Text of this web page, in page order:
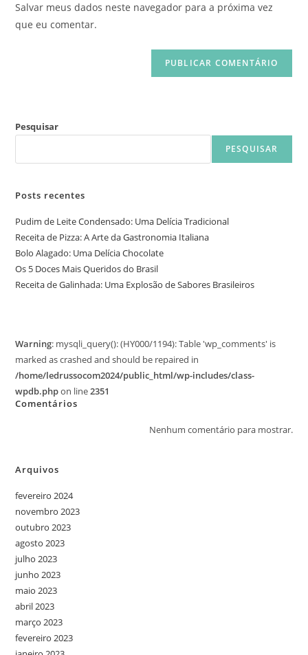
Salvar meus dados neste navegador para a próxima vez
que eu comentar.
Pesquisar
PESQUISAR
Posts recentes
Pudim de Leite Condensado: Uma Delícia Tradicional
Receita de Pizza: A Arte da Gastronomia Italiana
Bolo Alagado: Uma Delícia Chocolate
Os 5 Doces Mais Queridos do Brasil
Receita de Galinhada: Uma Explosão de Sabores Brasileiros
Warning: mysqli_query(): (HY000/1194): Table 'wp_comments' is
marked as crashed and should be repaired in
/home/ledrussocom2024/public_html/wp-includes/class-
wpdb.phpon line2351
Comentários
Nenhum comentário para mostrar.
Arquivos
fevereiro 2024
novembro 2023
outubro 2023
agosto 2023
julho 2023
junho 2023
maio 2023
abril 2023
março 2023
fevereiro 2023